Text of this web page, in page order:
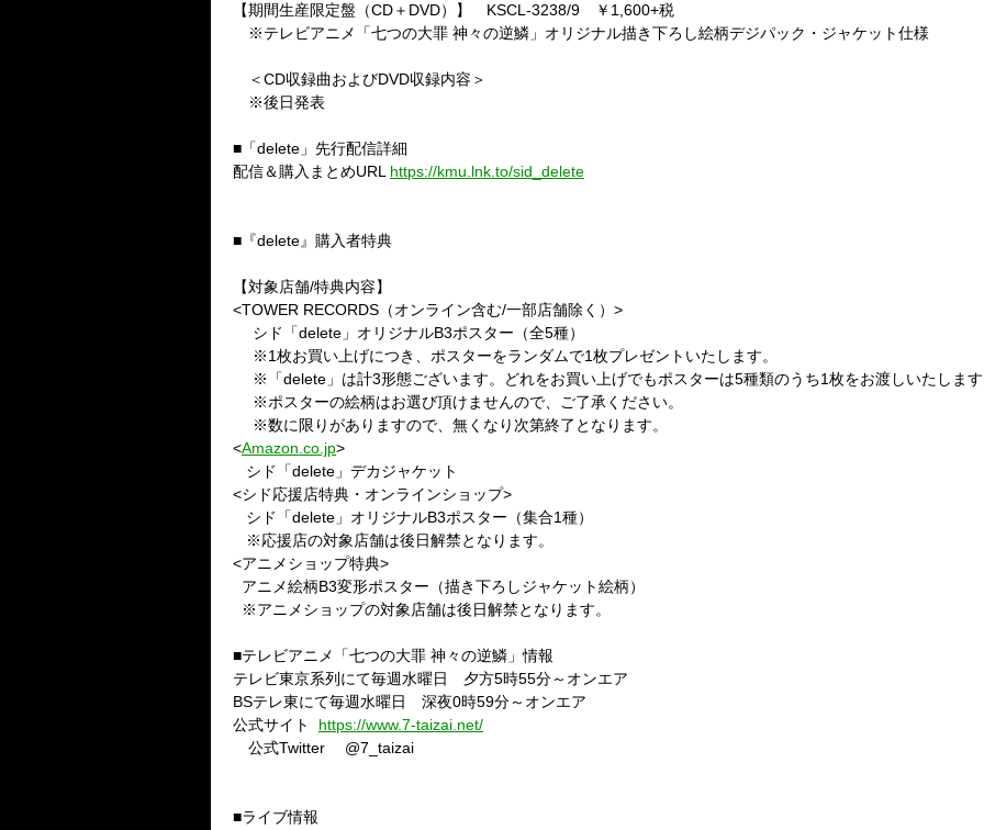
【期間生産限定盤（CD＋ DVD）】 KSCL-3238/9 ￥ 1,600+税
※テレビアニメ「七つの大罪 神々の逆鱗」オリジナル描き下ろし絵柄デジパック・ジャケット仕様
＜CD収録曲およびDVD収録内容＞
※後日発表
■「delete 」先行配信詳細
配信＆購入まとめURL https://kmu.lnk.to/sid_delete
■『delete』購入者特典
【対象店舗/特典内容】
<TOWER RECORDS （オンライン含む/一部店舗除く） >
シド「delete 」オリジナルB3ポスター（全5種）
※1枚お買い上げにつき、ポスターをランダムで1枚プレゼントいたします。
※「delete 」は計3形態ございます。どれをお買い上げでもポスターは5種類のうち1枚をお渡しいたしま
※ポスターの絵柄はお選び頂けませんので、ご了承ください。
※数に限りがありますので、無くなり次第終了となります。
<Amazon.co.jp>
シド「delete 」デカジャケット
<シド応援店特典・オンラインショップ>
シド「delete 」オリジナルB3ポスター（集合1種）
※応援店の対象店舗は後日解禁となります。
<アニメショップ特典>
アニメ絵柄B3変形ポスター（描き下ろしジャケット絵柄）
※アニメショップの対象店舗は後日解禁となります。
■テレビアニメ「七つの大罪 神々の逆鱗」情報
テレビ東京系列にて毎週水曜日 夕方5時55分～オンエア
BSテレ東にて毎週水曜日 深夜0時59分～オンエア
公式サイト
https://www.7-taizai.net/
公式Twitter @7_taizai
■ライブ情報